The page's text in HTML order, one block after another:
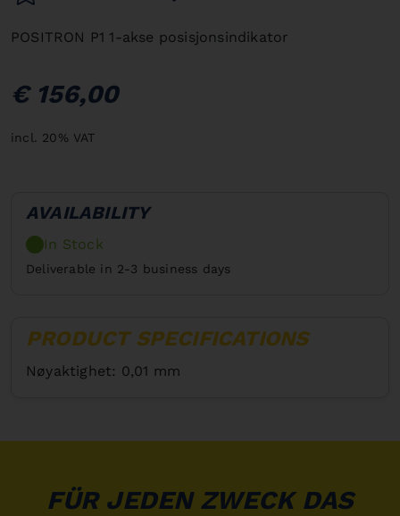
POSITRON P1 1-akse posisjonsindikator
€ 156,00
incl. 20% VAT
AVAILABILITY
In Stock
Deliverable in 2-3 business days
PRODUCT SPECIFICATIONS
Nøyaktighet: 0,01 mm
FÜR JEDEN ZWECK DAS